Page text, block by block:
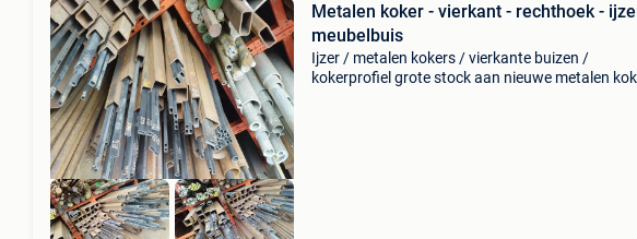
Metalen koker - vierkant - rechthoek -
meubelbuis
Ijzer / metalen kokers / vierkante buizen /
kokerprofiel grote stock aan nieuwe metalen